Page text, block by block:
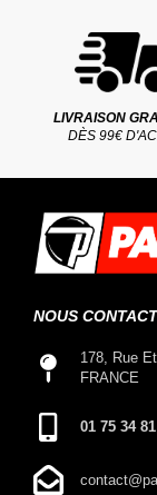
LIVRAISON
DÈS 99€
NOUS
178, Rue
FRANCE
01 75 34